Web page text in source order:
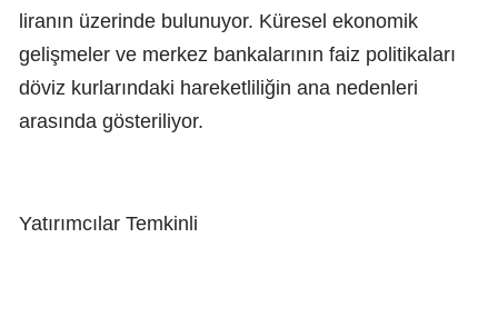
liranın üzerinde bulunuyor. Küresel ekonomik
gelişmeler ve merkez bankalarının faiz politikaları
döviz kurlarındaki hareketliliğin ana nedenleri
arasında gösteriliyor.
Yatırımcılar Temkinli